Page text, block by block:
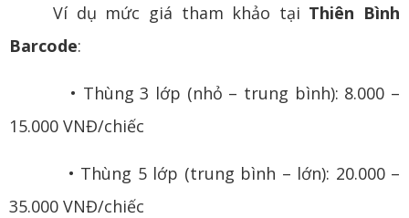
Ví dụ mức giá tham khảo tại Thiên Bình
Barcode:
• Thùng 3 lớp (nhỏ – trung bình): 8.000 –
15.000 VNĐ/chiếc
• Thùng 5 lớp (trung bình – lớn): 20.000 –
35.000 VNĐ/chiếc